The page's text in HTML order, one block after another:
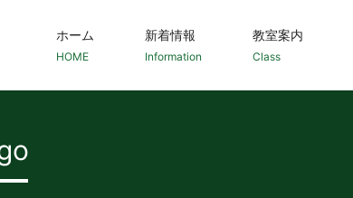
ホーム
HOME
新着情報
Information
教室案内
Class